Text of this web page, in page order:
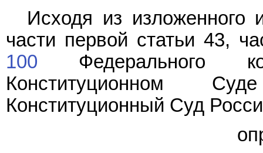
Исходя из изложенного
части первой статьи 43,
100 Федерального
Конституционном
Конституционный Суд